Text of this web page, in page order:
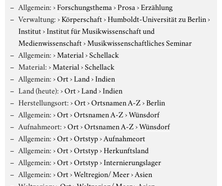
Allgemein:›Forschungsthema›Prosa›Erzählung
Verwaltung:›Körperschaft›Humboldt-Universität zu Berlin›
Institut›Institut für Musikwissenschaft und
Medienwissenschaft›Musikwissenschaftliches Seminar
Allgemein:›Material›Schellack
Material:›Material›Schellack
Allgemein:›Ort›Land›Indien
Land (heute):›Ort›Land›Indien
Herstellungsort:›Ort›Ortsnamen A-Z›Berlin
Allgemein:›Ort›Ortsnamen A-Z›Wünsdorf
Aufnahmeort:›Ort›Ortsnamen A-Z›Wünsdorf
Allgemein:›Ort›Ortstyp›Aufnahmeort
Allgemein:›Ort›Ortstyp›Herkunftsland
Allgemein:›Ort›Ortstyp›Internierungslager
Allgemein:›Ort›Weltregion/ Meer›Asien